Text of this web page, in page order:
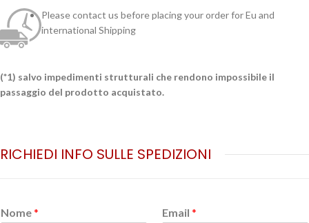
Please contact us before placing your order for Eu and
international Shipping
(*1) salvo impedimenti strutturali che rendono impossibile il
passaggio del prodotto acquistato.
RICHIEDI INFO SULLE SPEDIZIONI
Nome* Email *